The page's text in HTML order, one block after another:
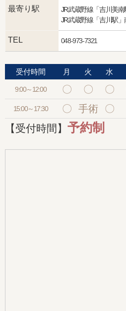
最寄り駅
JR武蔵野線「吉川美
JR武蔵野線「吉川駅」
TEL 048-973-7321
【受付時間】 予約制
受付時間 月 火 水
9:00～12:00 〇 〇 〇
15:00～17:30 〇 手術 〇